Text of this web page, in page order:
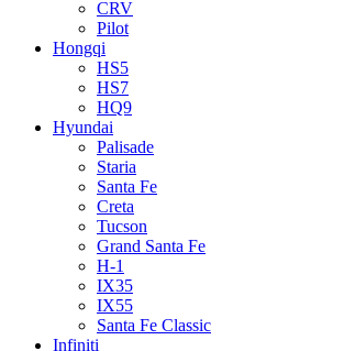
CRV
Pilot
Hongqi
HS5
HS7
HQ9
Hyundai
Palisade
Staria
Santa Fe
Creta
Tucson
Grand Santa Fe
H-1
IX35
IX55
Santa Fe Classic
Infiniti